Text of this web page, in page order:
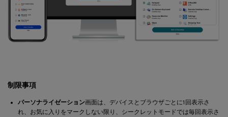
制限事項
パーソナライゼーション画面は、デバイスとブラウザごとに1回表示さ
れ、お気に入りをマークしない限り、シークレットモードでは毎回表示さ